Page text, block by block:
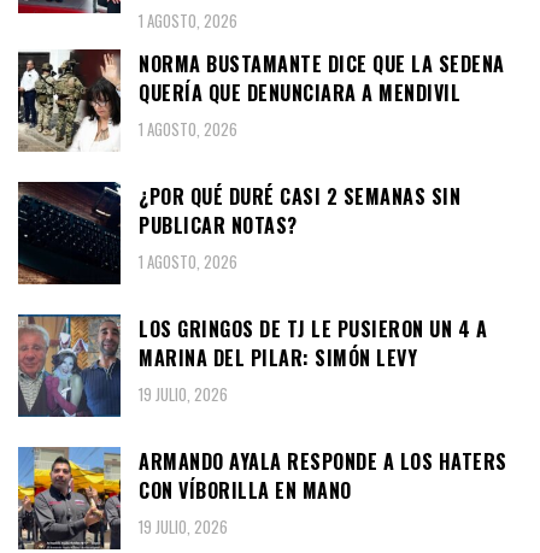
1 AGOSTO, 2026
NORMA BUSTAMANTE DICE QUE LA SEDENA
QUERÍA QUE DENUNCIARA A MENDIVIL
1 AGOSTO, 2026
¿POR QUÉ DURÉ CASI 2 SEMANAS SIN
PUBLICAR NOTAS?
1 AGOSTO, 2026
LOS GRINGOS DE TJ LE PUSIERON UN 4 A
MARINA DEL PILAR: SIMÓN LEVY
19 JULIO, 2026
ARMANDO AYALA RESPONDE A LOS HATERS
CON VÍBORILLA EN MANO
19 JULIO, 2026